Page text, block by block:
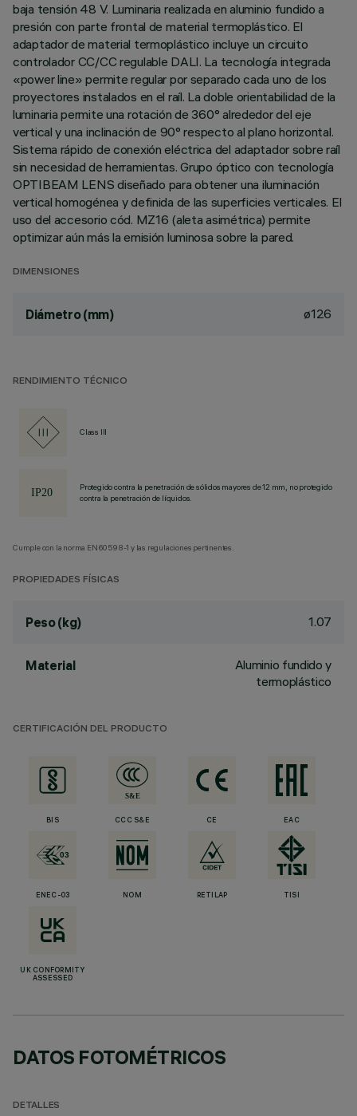
baja tensión 48 V. Luminaria realizada en aluminio fundido a
presión con parte frontal de material termoplástico. El
adaptador de material termoplástico incluye un circuito
controlador CC/CC regulable DALI. La tecnología integrada
«power line» permite regular por separado cada uno de los
proyectores instalados en el raíl. La doble orientabilidad de la
luminaria permite una rotación de 360° alrededor del eje
vertical y una inclinación de 90° respecto al plano horizontal.
Sistema rápido de conexión eléctrica del adaptador sobre raíl
sin necesidad de herramientas. Grupo óptico con tecnología
OPTIBEAM LENS diseñado para obtener una iluminación
vertical homogénea y definida de las superficies verticales. El
uso del accesorio cód. MZ16 (aleta asimétrica) permite
optimizar aún más la emisión luminosa sobre la pared.
DIMENSIONES
Diámetro (mm) ø126
RENDIMIENTO TÉCNICO
Class III
Protegido contra la penetración de sólidos mayores de 12 mm, no protegido
contra la penetración de líquidos.
Cumple con la norma EN60598-1 y las regulaciones pertinentes.
PROPIEDADES FÍSICAS
Peso (kg) 1.07
Material
Aluminio fundido y
termoplástico
CERTIFICACIÓN DEL PRODUCTO
BIS CCC S&E CE EAC
ENEC-03 NOM RETILAP TISI
UK CONFORMITY
ASSESSED
DATOS FOTOMÉTRICOS
DETALLES